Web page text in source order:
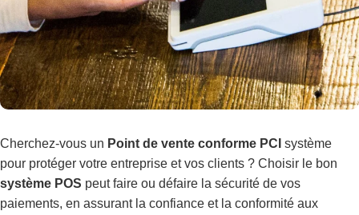
Cherchez-vous un Point de vente conforme PCI système
pour protéger votre entreprise et vos clients ? Choisir le bon
système POS peut faire ou défaire la sécurité de vos
paiements, en assurant la confiance et la conformité aux